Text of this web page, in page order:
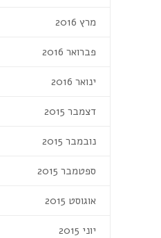
מרץ 2016
פברואר 2016
ינואר 2016
דצמבר 2015
נובמבר 2015
ספטמבר 2015
אוגוסט 2015
יוני 2015